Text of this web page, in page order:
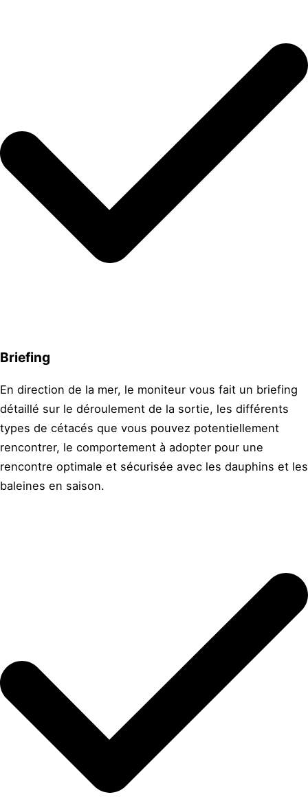
Briefing
En direction de la mer, le moniteur vous fait un briefing
détaillé sur le déroulement de la sortie, les différents
types de cétacés que vous pouvez potentiellement
rencontrer, le comportement à adopter pour une
rencontre optimale et sécurisée avec les dauphins et les
baleines en saison.